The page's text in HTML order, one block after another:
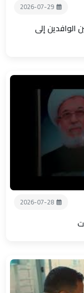
2026-07-29
الوافدين إلى
2026-07-28